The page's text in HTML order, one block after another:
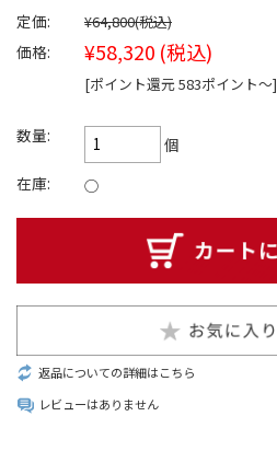
定価: ¥64,800(税込)
価格: ¥58,320 (税込)
[ポイント還元 583ポイント〜]
数量:
個
在庫:
○
返品についての詳細はこちら
レビューはありません